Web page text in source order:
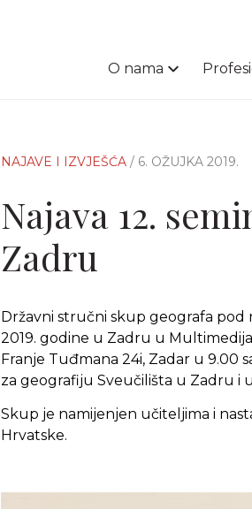
O nama
NAJAVE I IZVJEŠĆA / 6. OŽUJKA 2019.
Najava 12.
Zadru
Državni stručni skup geografa pod
2019. godine u Zadru u
Franje Tuđmana 24i, Zadar u 9.00
za geografiju Sveučilišta u Zadru i
Skup je namijenjen učiteljima i
Hrvatske.